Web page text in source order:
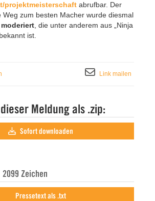
projektmeisterschaft abrufbar. Der
Weg zum besten Macher wurde diesmal
, die unter anderem aus „Ninja
ist.
Link mailen
Meldung als .zip:
Sofort downloaden
2099 Zeichen
Pressetext als .txt